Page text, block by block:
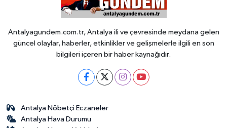
Antalyagundem.com.tr, Antalya ili ve çevresinde meydana gelen
güncel olaylar, haberler, etkinlikler ve gelişmelerle ilgili en son
bilgileri içeren bir haber kaynağıdır.
Antalya Nöbetçi Eczaneler
Antalya Hava Durumu